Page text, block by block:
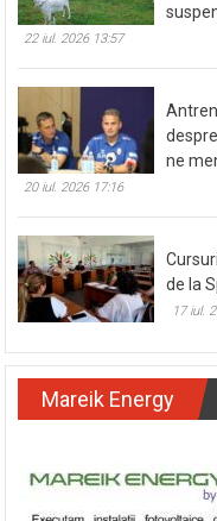
22 iul. 2026 13:57
ne
20 iul. 2026 17:16
de la
17 iul.
Mareik Energy